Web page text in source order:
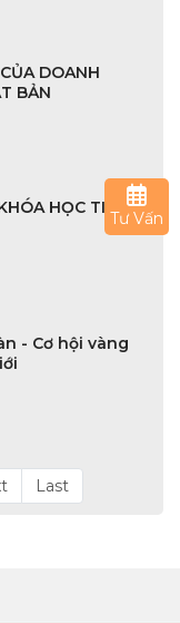
DOANH
BẢN
HỌC TIẾNG
- Cơ hội vàng
Last
Tư Vấn